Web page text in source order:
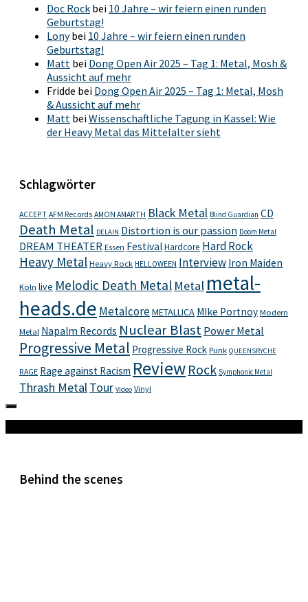
Doc Rock bei 10 Jahre – wir feiern einen runden
Geburtstag!
Lonybei 10 Jahre – wir feiern einen runden
Geburtstag!
Matt bei Dong Open Air 2025 – Tag 1: Metal, Mosh &
Aussicht auf mehr
Fridde bei Dong Open Air 2025 – Tag 1: Metal, Mosh
& Aussicht auf mehr
Matt beiWissenschaftliche Tagung in Kassel: Wie
der Heavy Metal das Mittelalter sieht
Schlagwörter
ACCEPT AFM Records AMON AMARTH Black Metal Blind Guardian CD
Death Metal DELAIN Distortion is our passion Doom Metal
DREAM THEATER Essen FestivalHardcore Hard Rock
Heavy Metal Heavy Rock HELLOWEEN Interview Iron Maiden
Köln live Melodic Death Metal Metal metal-
heads.de MetalcoreMETALLICA MIke Portnoy Modern
Metal Napalm Records Nuclear Blast Power Metal
Progressive Metal Progressive Rock Punk QUEENSRYCHE
RAGE Rage against Racism Review Rock Symphonic Metal
Thrash MetalTour Video Vinyl
Behind the scenes